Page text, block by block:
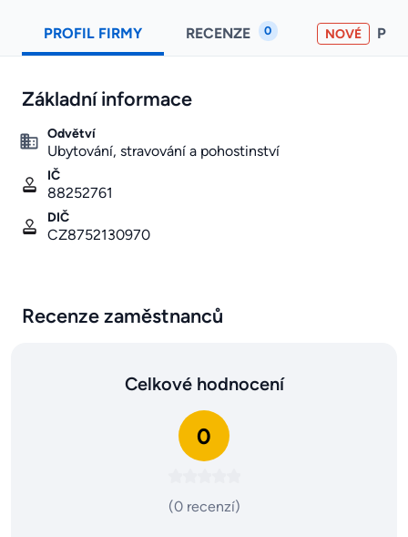
PROFIL FIRMY RECENZE 0 NOVÉ
Základní informace
Odvětví
Ubytování, stravování a pohostinství
IČ
88252761
DIČ
CZ8752130970
Recenze zaměstnanců
Celkové hodnocení
0
(0 recenzí)